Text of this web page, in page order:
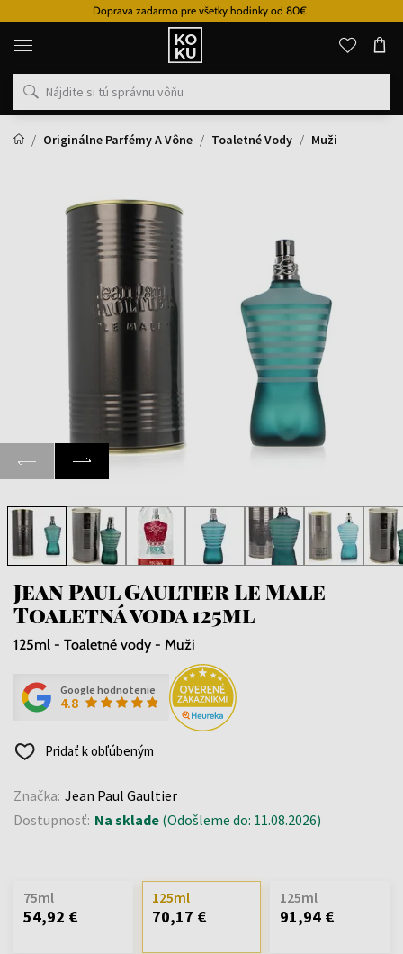
Doprava zadarmo pre všetky hodinky od 80€
Originálne
parfémy
hodinky
na
mieste
Originálne Parfémy A Vône
Toaletné Vody Muži
Jean Paul Gaultier Le Male
Toaletná voda 125ml
125ml - Toaletné vody - Muži
Google hodnotenie
4.8
Pridať k obľúbeným
Značka: Jean Paul Gaultier
Dostupnosť: Na sklade (Odošleme do: 11.08.2026)
75ml
54,92 €
125ml
70,17 €
125ml
91,94 €